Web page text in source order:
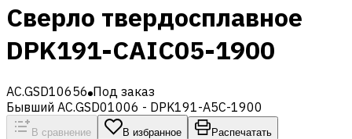
Сверло твердосплавное
DPK191-CAIC05-1900
AC.GSD10656 Под заказ
Бывший AC.GSD01006 - DPK191-A5C-1900
В сравнение В избранное Распечатать